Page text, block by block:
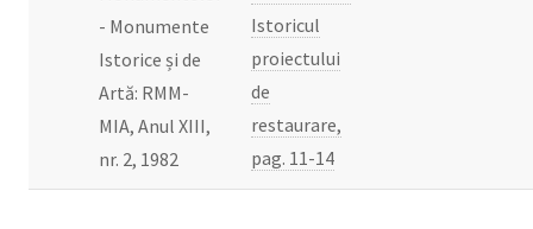
- Monumente
Istorice și de
Artă: RMM-
MIA, Anul XIII,
nr. 2, 1982
Istoricul
proiectului
de
restaurare,
pag. 11-14